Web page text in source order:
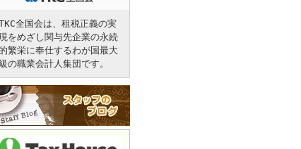
全国会は、租税正義の実
をめざし関与先企業の永続
的繁栄に奉仕するわが国最大
の職業会計人集団です。